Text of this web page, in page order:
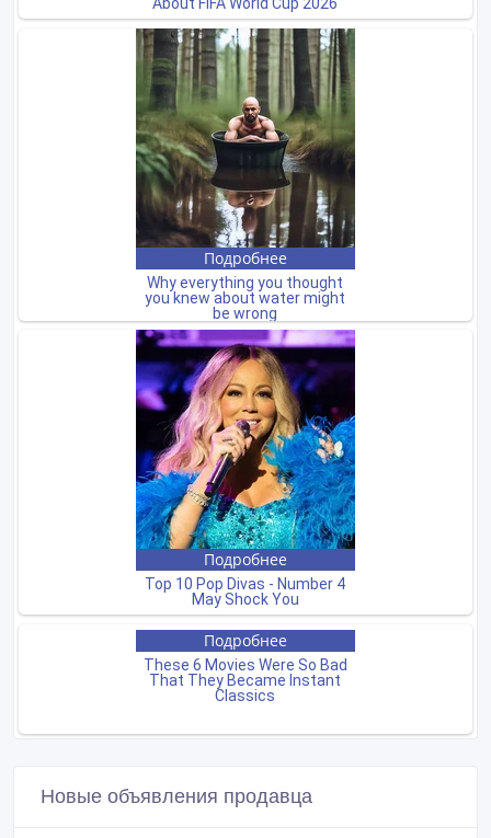
Новые объявления продавца